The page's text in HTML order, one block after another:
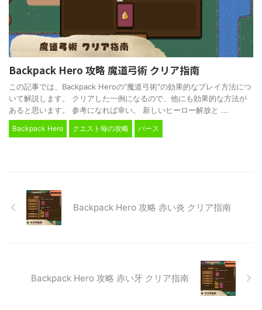
Backpack Hero 攻略 魔道弓術 クリア指南
この記事では、Backpack Heroの"魔道弓術"の効果的なプレイ方法につ
いて解説します。 クリアした一例になるので、他にも効果的な方法が
あると思います。 参考になれば幸い。 新しいヒーロー解放と ...
Backpack Hero クエスト毎の攻略 パース
Backpack Hero 攻略 赤い炎 クリア指南
Backpack Hero 攻略 赤い牙 クリア指南